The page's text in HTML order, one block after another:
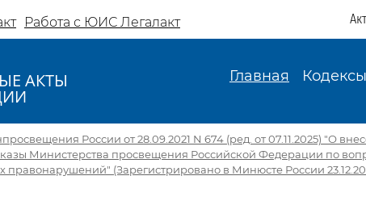
Работа с ЮИС Легалакт
АКТЫ Главная Кодексы
России от 28.09.2021 N 674 (ред. от 07.11.2025) "О
Министерства просвещения Российской Федерации по
правонарушений" (Зарегистрировано в Минюсте России